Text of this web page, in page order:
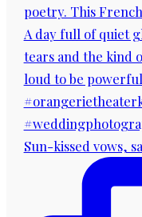
Sun-kissed vows,